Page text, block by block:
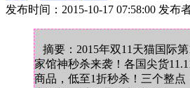
发布时间：2015-10-17 07:58:00 发布
摘要：2015年双11天猫国际
家馆神秒杀来袭！各国尖货
商品，低至1折秒杀！三个整点